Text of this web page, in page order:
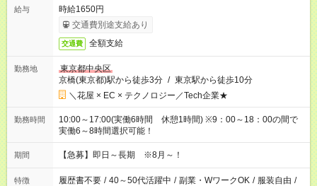
給与
時給1650円
交通費別途支給あり
交通費 全額支給
勤務地
東京都中央区
京橋(東京都)駅から徒歩3分 / 東京駅から徒歩10分
＼花屋 × EC × テクノロジー／Tech企業★
勤務時間
10:00～17:00(実働6時間 休憩1時間) ※9：00～18：00の間で
実働6～8時間選択可能！
期間 【急募】即日～長期 ※8月～！
特徴 履歴書不要 / 40～50代活躍中 / 副業・WワークOK / 服装自由 /